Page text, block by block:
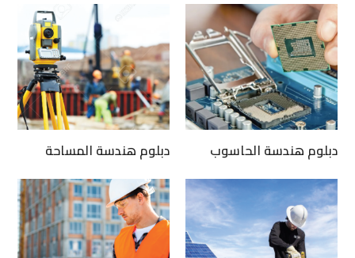
دبلوم هندسة الحاسوب دبلوم هندسة المساحة